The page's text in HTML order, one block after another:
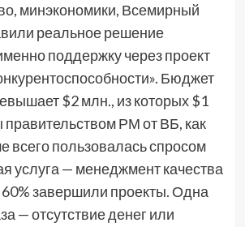
минэкономики, Всемирный
реальное решение
поддержку через проект
Бюджет
$2 млн., из которых $1
РМ от ВБ, как
всего пользовалась спросом
услуга — менеджмент качества
завершили проекты. Одна
— отсутствие денег или